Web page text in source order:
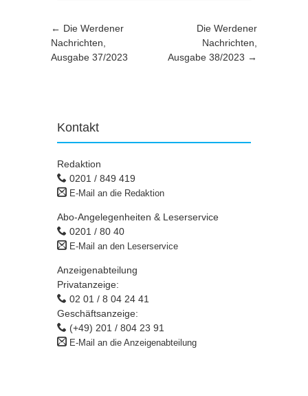
Artikel-Navigation
← Die Werdener
Nachrichten,
Ausgabe 37/2023
Die Werdener
Nachrichten,
Ausgabe 38/2023 →
Kontakt
Redaktion
0201 / 849 419
E-Mail an die Redaktion
Abo-Angelegenheiten & Leserservice
0201 / 80 40
E-Mail an den Leserservice
Anzeigenabteilung
Privatanzeige:
02 01 / 8 04 24 41
Geschäftsanzeige:
(+49) 201 / 804 23 91
E-Mail an die Anzeigenabteilung